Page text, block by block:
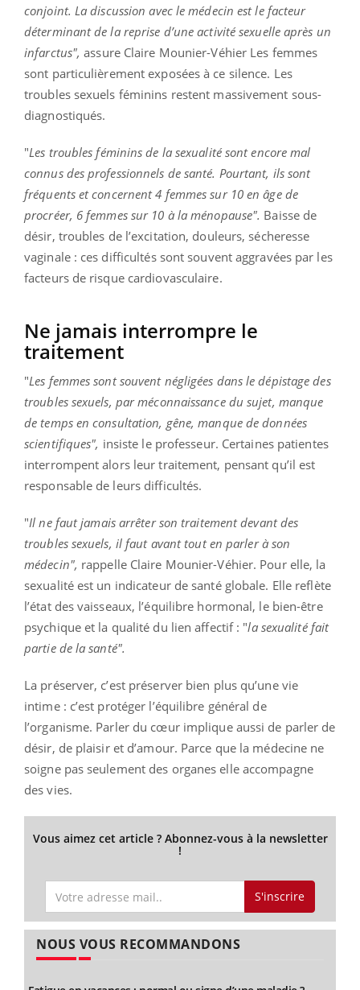
conjoint. La discussion avec le médecin est le facteur
déterminant de la reprise d’une activité sexuelle après un
infarctus",assure Claire Mounier-Véhier Les femmes
sont particulièrement exposées à ce silence. Les
troubles sexuels féminins restent massivement sous-
diagnostiqués.
"Les troubles féminins de la sexualité sont encore mal
connus des professionnels de santé. Pourtant, ils sont
fréquents et concernent 4 femmes sur 10 en âge de
procréer, 6 femmes sur 10 à la ménopause". Baisse de
désir, troubles de l’excitation, douleurs, sécheresse
vaginale : ces difficultés sont souvent aggravées par les
facteurs de risque cardiovasculaire.
Ne jamais interrompre le
traitement
"Les femmes sont souvent négligées dans le dépistage des
troubles sexuels, par méconnaissance du sujet, manque
de temps en consultation, gêne, manque de données
scientifiques", insiste le professeur. Certaines patientes
interrompent alors leur traitement, pensant qu’il est
responsable de leurs difficultés.
"Il ne faut jamais arrêter son traitement devant des
troubles sexuels, il faut avant tout en parler à son
médecin", rappelle Claire Mounier-Véhier. Pour elle, la
sexualité est un indicateur de santé globale. Elle reflète
l’état des vaisseaux, l’équilibre hormonal, le bien-être
psychique et la qualité du lien affectif : "la sexualité fait
partie de la santé".
La préserver, c’est préserver bien plus qu’une vie
intime : c’est protéger l’équilibre général de
l’organisme. Parler du cœur implique aussi de parler de
désir, de plaisir et d’amour. Parce que la médecine ne
soigne pas seulement des organes elle accompagne
des vies.
Vous aimez cet article ? Abonnez-vous à la newsletter
!
S'inscrire
NOUS VOUS RECOMMANDONS